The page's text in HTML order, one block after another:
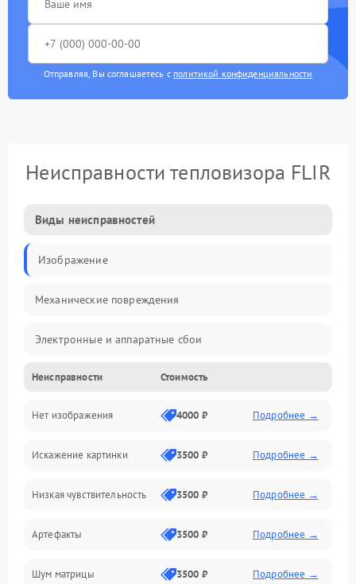
Отправляя, Вы соглашаетесь с политикой конфиденциальности
Неисправности тепловизора FLIR
Виды неисправностей
Изображение
Механические повреждения
Электронные и аппаратные сбои
Неисправности сенсора и оптики
Программные ошибки
Электропитание
Измерения
Матрица
Проблемы питания
Неисправности Стоимость
Нет изображения 4000 ₽ Подробнее →
Искажение картинки 3500 ₽ Подробнее →
Низкая чувствительность 3500 ₽ Подробнее →
Артефакты 3500 ₽ Подробнее →
Шум матрицы 3500 ₽ Подробнее →